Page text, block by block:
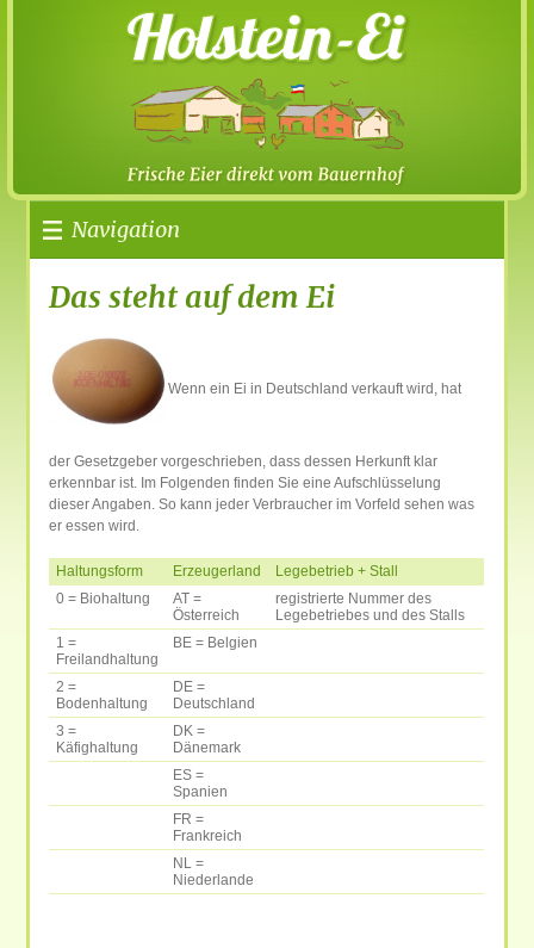
Navigation
Das steht auf dem Ei
Wenn ein Ei in Deutschland verkauft wird, hat
der Gesetzgeber vorgeschrieben, dass dessen Herkunft klar
erkennbar ist. Im Folgenden finden Sie eine Aufschlüsselung
dieser Angaben. So kann jeder Verbraucher im Vorfeld sehen was
er essen wird.
Haltungsform Erzeugerland
Legebetrieb + Stall
0 = Biohaltung
AT =
Österreich
registrierte Nummer des
Legebetriebes und des Stalls
1 =
Freilandhaltung
BE = Belgien
2 =
Bodenhaltung
DE =
Deutschland
3 =
Käfighaltung
DK =
Dänemark
ES =
Spanien
FR =
Frankreich
NL =
Niederlande